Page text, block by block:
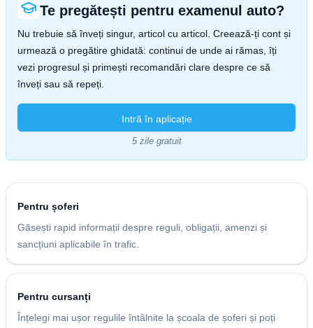
Te pregătești pentru examenul auto?
Nu trebuie să înveți singur, articol cu articol. Creează-ți cont și
urmează o pregătire ghidată: continui de unde ai rămas, îți
vezi progresul și primești recomandări clare despre ce să
înveți sau să repeți.
Intră în aplicație
5 zile gratuit
Pentru șoferi
Găsești rapid informații despre reguli, obligații, amenzi și
sancțiuni aplicabile în trafic.
Pentru cursanți
Înțelegi mai ușor regulile întâlnite la școala de șoferi și poți